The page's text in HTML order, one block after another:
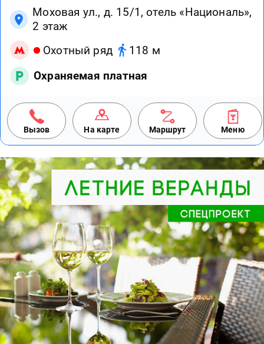
Моховая ул., д. 15/1, отель «Националь»,
2 этаж
Охотный ряд
118 м
Охраняемая платная
Вызов На карте Маршрут Меню